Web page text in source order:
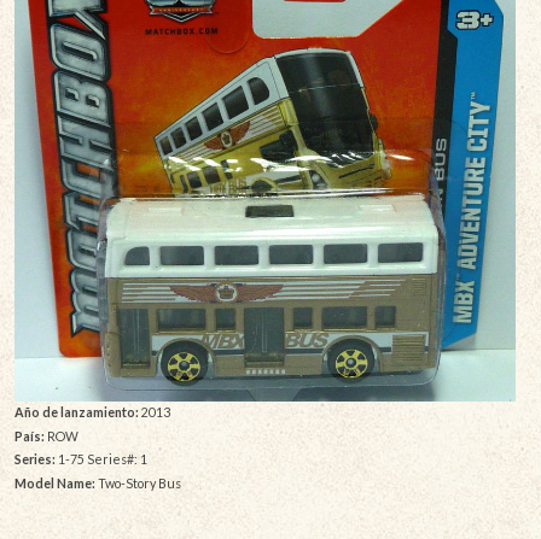
Año de lanzamiento: 2013
País: ROW
Series: 1-75 Series#: 1
Model Name: Two-Story Bus